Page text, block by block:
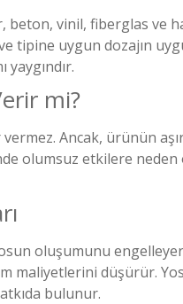
vinil, fiberglas ve
tipine uygun dozajın
mi?
Ancak, ürünün
olumsuz etkilere
oluşumunu
maliyetlerini düşürür.
bulunur.